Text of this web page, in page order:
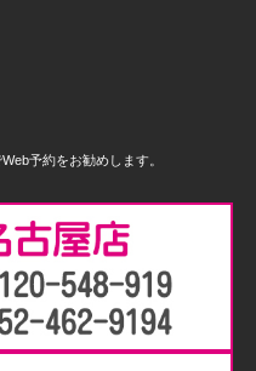
予約をお勧めします。